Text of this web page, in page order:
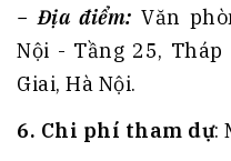
− Địa điểm:Văn
Nội - Tầng 25,
Giai, Hà Nội.
6. Chi phí tham dự: